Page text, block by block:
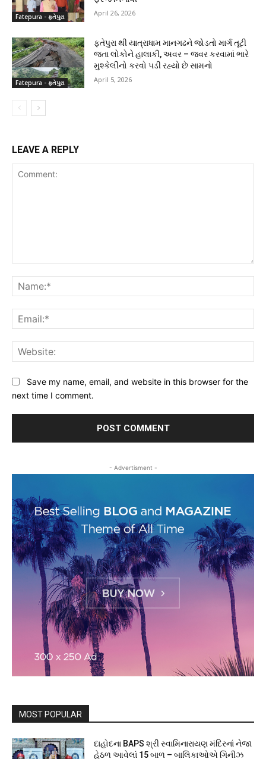
Fatepura - ફતેપુરા April 26, 2026
Fatepura - ફતેપુરા
ફતેપુરા થી યાત્રાધામ માનગઢને જોડતો માર્ગ તૂટી
જતા લોકોને હાલાકી, અવર – જવર કરવામાં ભારે
મુશ્કેલીનો કરવો પડી રહ્યો છે સામનો
April 5, 2026
LEAVE A REPLY
Save my name, email, and website in this browser for the
next time I comment.
- Advertisment -
MOST POPULAR
દાહોદના BAPS શ્રી સ્વામિનારાયણ મંદિરનાં નેજા
હેઠળ આવેલાં 15 બાળ – બાલિકાઓએ ગિનીઝ